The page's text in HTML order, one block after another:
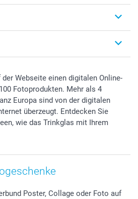
& Poster
(PDF)
Webseite einen digitalen Online-
Fotoprodukten. Mehr als 4
Europa sind von der digitalen
überzeugt. Entdecken Sie
wie das Trinkglas mit Ihrem
Poster, Collage oder Foto auf